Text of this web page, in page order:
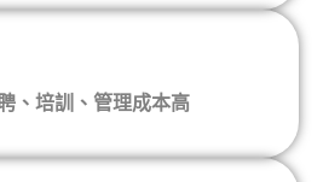
、培訓、管理成本高